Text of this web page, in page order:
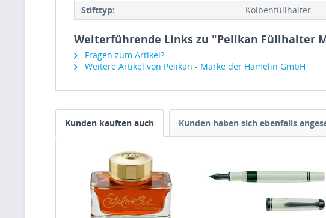
Stifttyp:
Kolbenfüllhalter
Weiterführende Links zu "Pelikan Füllhalter
Fragen zum Artikel?
Weitere Artikel von Pelikan - Marke der Hamelin GmbH
Kunden kauften auch Kunden haben sich ebenfalls